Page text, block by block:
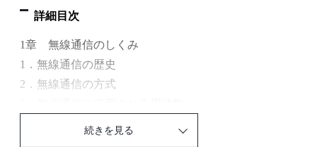
詳細目次
1章 無線通信のしくみ
1．無線通信の歴史
2．無線通信の方式
2章 電波の伝わり方
続きを見る